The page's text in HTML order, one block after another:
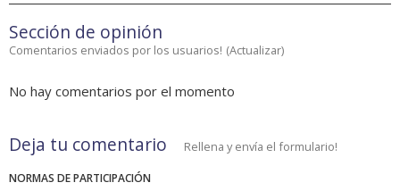
Sección de opinión
Comentarios enviados por los usuarios! (Actualizar)
No hay comentarios por el momento
Deja tu comentario Rellena y envía el formulario!
NORMAS DE PARTICIPACIÓN